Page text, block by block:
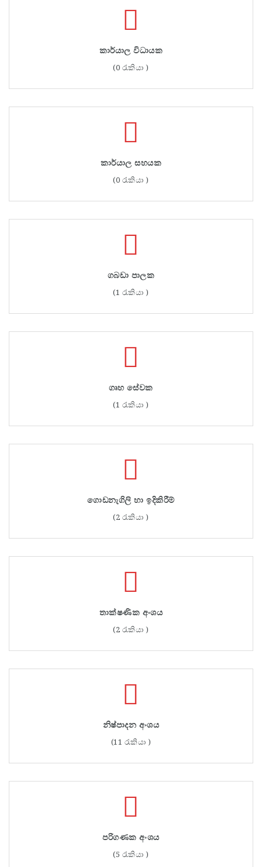
කාර්යාල විධායක
(0 රැකියා )
කාර්යාල සහයක
(0 රැකියා )
ගබඩා පාලක
(1 රැකියා )
ගෘහ සේවක
(1 රැකියා )
ගොඩනැගිලි හා ඉදිකිරීම්
(2 රැකියා )
තාක්ෂණික අංශය
(2 රැකියා )
නිෂ්පාදන අංශය
(11 රැකියා )
පරිගණක අංශය
(5 රැකියා )